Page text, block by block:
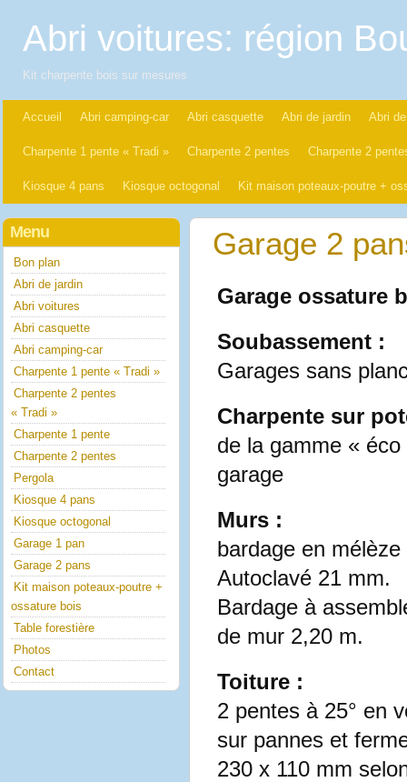
Abri voitures: région
Kit charpente bois sur mesures
Accueil Abri camping-car Abri casquette Abri de jardin Abri
Charpente 1 pente « Tradi » Charpente 2 pentes Charpente 2
Kiosque 4 pans Kiosque octogonal Kit maison poteaux-poutre +
Garage 2
Garage ossature
Soubassement :
Garages sans
Charpente sur
de la gamme «
garage
Murs :
bardage en
Autoclavé 21 mm.
Bardage à
de mur 2,20 m.
Toiture :
2 pentes à 25° en
sur pannes et
230 x 110 mm
Menu
Bon plan
Abri de jardin
Abri voitures
Abri casquette
Abri camping-car
Charpente 1 pente « Tradi »
Charpente 2 pentes
« Tradi »
Charpente 1 pente
Charpente 2 pentes
Pergola
Kiosque 4 pans
Kiosque octogonal
Garage 1 pan
Garage 2 pans
Kit maison poteaux-poutre +
ossature bois
Table forestière
Photos
Contact